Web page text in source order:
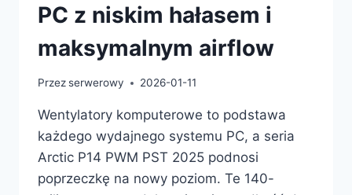
PC z niskim hałasem i
maksymalnym airflow
Przezserwerowy 2026-01-11
Wentylatory komputerowe to podstawa
każdego wydajnego systemu PC, a seria
Arctic P14 PWM PST 2025 podnosi
poprzeczkę na nowy poziom. Te 140-